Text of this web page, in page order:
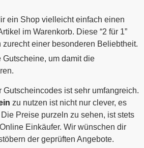
ein Shop vielleicht einfach einen
im Warenkorb. Diese “2 für 1”
einer besonderen Beliebtheit.
Gutscheine, um damit die
Gutscheincodes ist sehr umfangreich.
zu nutzen ist nicht nur clever, es
Preise purzeln zu sehen, ist stets
Einkäufer. Wir wünschen dir
der geprüften Angebote.